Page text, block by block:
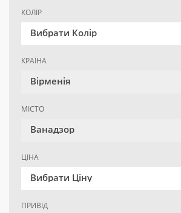
КОЛІР
Вибрати Колір
КРАЇНА
Вірменія
МІСТО
Ванадзор
ЦІНА
Вибрати Ціну
ПРИВІД